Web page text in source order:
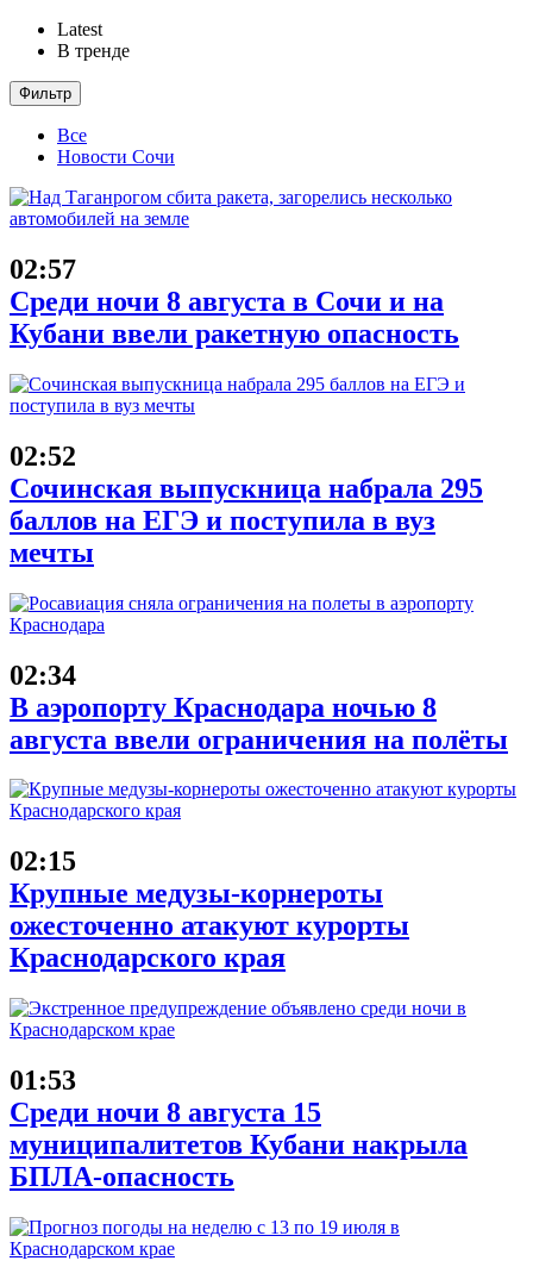
Latest
В тренде
Фильтр
Все
Новости Сочи
02:57
Среди ночи 8 августа в Сочи и на
Кубани ввели ракетную опасность
02:52
Сочинская выпускница набрала 295
баллов на ЕГЭ и поступила в вуз
мечты
02:34
В аэропорту Краснодара ночью 8
августа ввели ограничения на полёты
02:15
Крупные медузы-корнероты
ожесточенно атакуют курорты
Краснодарского края
01:53
Среди ночи 8 августа 15
муниципалитетов Кубани накрыла
БПЛА-опасность